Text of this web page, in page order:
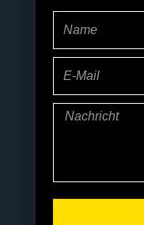
Mail
Nachricht